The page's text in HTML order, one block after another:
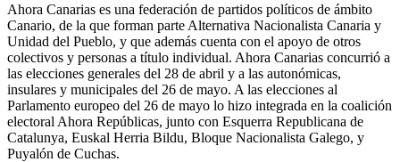
Ahora Canarias es una federación​ de partidos políticos de ámbito
Canario, de la que forman parte Alternativa Nacionalista Canaria y
Unidad del Pueblo, y que además cuenta con el apoyo de otros
colectivos y personas a título individual.​ Ahora Canarias concurrió a
las elecciones generales del 28 de abril y a las autonómicas,
insulares y municipales del 26 de mayo. A las elecciones al
Parlamento europeo del 26 de mayo lo hizo integrada en la coalición
electoral Ahora Repúblicas,​ junto con Esquerra Republicana de
Catalunya, Euskal Herria Bildu, Bloque Nacionalista Galego, y
Puyalón de Cuchas.